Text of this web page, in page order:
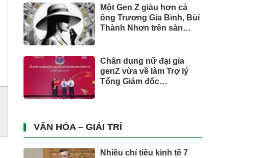
Một Gen Z giàu hơn cả
ông Trương Gia Bình, Bùi
Thành Nhơn trên sàn
Chân dung nữ đại gia
genZ vừa về làm Trợ lý
Tổng Giám đốc
trụ, nắm giữ khối tài sản
hàng nghìn tỷ
VĂN HÓA – GIẢI TRÍ
Nhiều chỉ tiêu kinh tế 7